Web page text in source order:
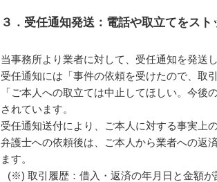
３．受任通知発送：電話や取立てをスト
当事務所より業者に対して、受任通知を発送し
受任通知には「事件の依頼を受けたので、取
「ご本人への取立ては中止してほしい。今
されています。
受任通知送付により、ご本人に対する事実上
弁護士への依頼後は、ご本人から業者への返
ます。
取引履歴：借入・返済の年月日と金額が